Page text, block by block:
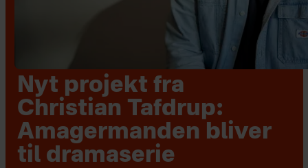
Nyt projekt fra
Christian Tafdrup:
Amagermanden bliver
til dramaserie